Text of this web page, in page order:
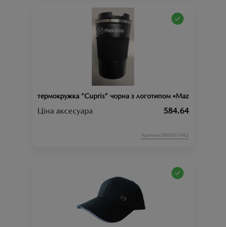
термокружка ”Cupris” чорна з логотипом «Mazda»
Ціна аксесуара 584.64
Артикул:000001482